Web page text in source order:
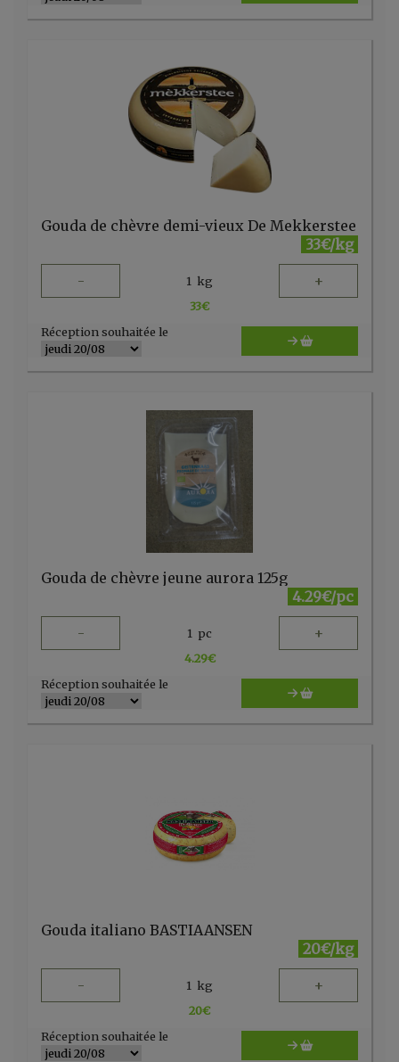
Gouda de chèvre demi-vieux De Mekkerstee
33€/kg
- 1 kg +
33€
Réception souhaitée le
Gouda de chèvre jeune aurora 125g
4.29€/pc
- 1 pc +
4.29€
Réception souhaitée le
Gouda italiano BASTIAANSEN
20€/kg
- 1 kg +
20€
Réception souhaitée le